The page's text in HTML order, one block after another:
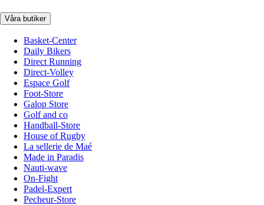
Våra butiker
Basket-Center
Daily Bikers
Direct Running
Direct-Volley
Espace Golf
Foot-Store
Galop Store
Golf and co
Handball-Store
House of Rugby
La sellerie de Maé
Made in Paradis
Nauti-wave
On-Fight
Padel-Expert
Pecheur-Store